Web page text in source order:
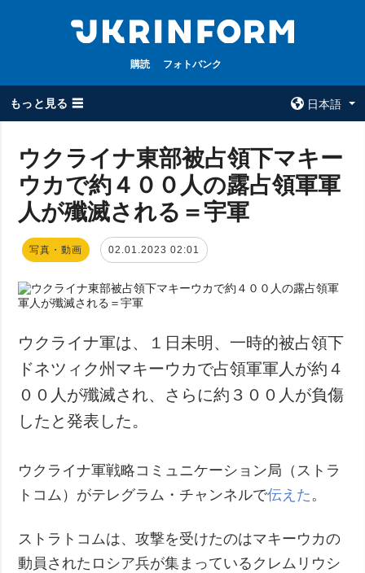
購読 フォトバンク
もっと見る ☰
日本語
全てのトピック
戦争
政治
経済・復興
防衛
社会・文化
スポーツ
犯罪
事故・緊急事態
ウクルインフォ
ルム
ウクルインフォル
特集
インタビュー
動画
購読
フォトバンク
ウクライナ東部被占領下マキー
ウカで約４００人の露占領軍軍
人が殲滅される＝宇軍
写真・動画 02.01.2023 02:01
ウクライナ軍は、１日未明、一時的被占領下
ドネツィク州マキーウカで占領軍軍人が約４
００人が殲滅され、さらに約３００人が負傷
したと発表した。
ウクライナ軍戦略コミュニケーション局（ストラ
トコム）がテレグラム・チャンネルで伝えた 。
ストラトコムは、攻撃を受けたのはマキーウカの
動員されたロシア兵が集まっているクレムリウシ